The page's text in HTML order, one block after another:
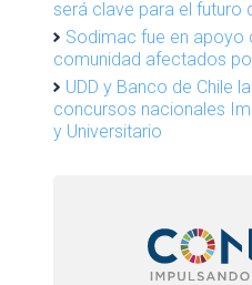
será clave para el futuro
Sodimac fue en apoyo
comunidad afectados
UDD y Banco de Chile
concursos nacionales
y Universitario